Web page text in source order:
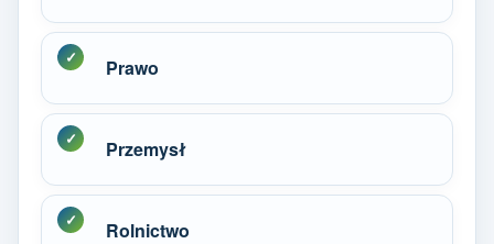
Prawo
Przemysł
Rolnictwo